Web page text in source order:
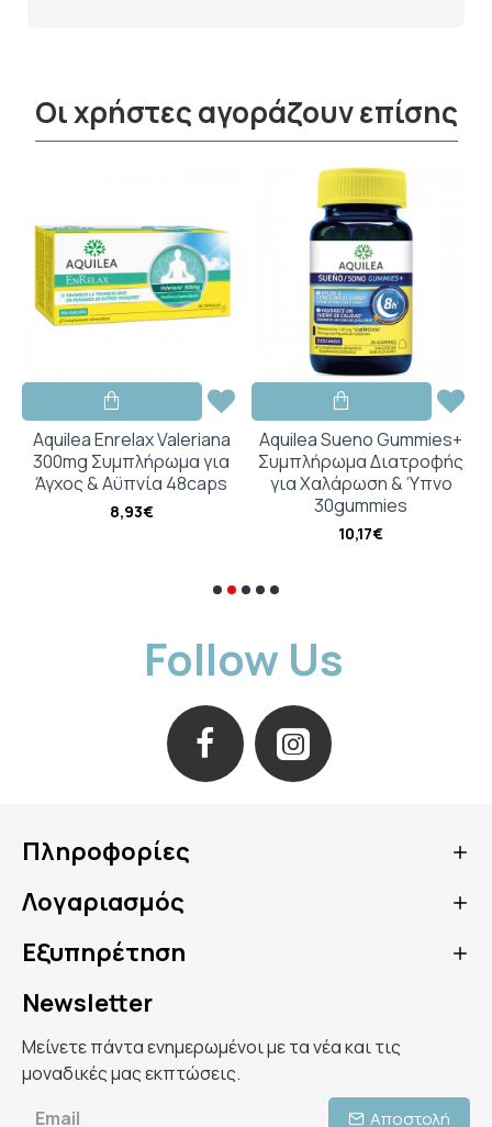
Οι χρήστες αγοράζουν επίσης
Aquilea Enrelax Valeriana
300mg Συμπλήρωμα για
Άγχος & Αϋπνία 48caps
8,93€
Aquilea Sueno Gummies+
Συμπλήρωμα Διατροφής
για Χαλάρωση & Ύπνο
30gummies
10,17€
Follow Us
Πληροφορίες
Λογαριασμός
Εξυπηρέτηση
Newsletter
Μείνετε πάντα ενημερωμένοι με τα νέα και τις
μοναδικές μας εκπτώσεις.
Αποστολή